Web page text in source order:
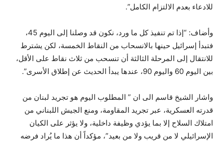
للادعاء بعدم الالتزام الكامل”.
وأضاف: “إذا تم تنفيذ كل ما ورد، نكون قد وصلنا إلى اليوم 45،
فتبدأ إسرائيل حينها بالانسحاب من النقاط الخمسة، لكن يشترط
للانتقال إلى المرحلة الثالثة أن تنسحب من ثلاث نقاط على الأقل،
بين اليوم 60 واليوم 90، عندها يبدأ الحديث عن إطلاق الأسرى”.
واشار الشيخ قاسم الى ان ” المطلوب اليوم هو تجريد لبنان من
قدرته العسكرية، عبر تجريد المقاومة، ومنع الجيش اللبناني من
امتلاك السلاح إلا بما يؤدي وظيفة داخلية، ولا يؤثر على الكيان
الإسرائيلي لا من قريب ولا من بعيد”، مؤكداً أن هذا ما يُراد فرضه